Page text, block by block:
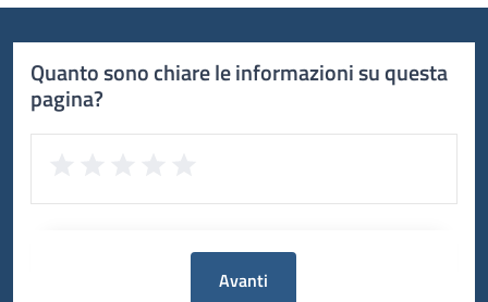
Quanto sono chiare le informazioni su questa
pagina?
Avanti